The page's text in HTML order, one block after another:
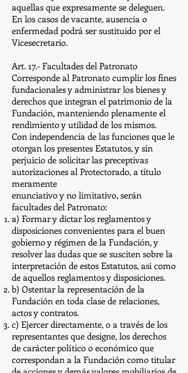
aquellas que expresamente se deleguen.
En los casos de vacante, ausencia o
enfermedad podrá ser sustituido por el
Vicesecretario.
Art. 17.- Facultades del Patronato
Corresponde al Patronato cumplir los fines
fundacionales y administrar los bienes y
derechos que integran el patrimonio de la
Fundación, manteniendo plenamente el
rendimiento y utilidad de los mismos.
Con independencia de las funciones que le
otorgan los presentes Estatutos, y sin
perjuicio de solicitar las preceptivas
autorizaciones al Protectorado, a titulo
meramente
enunciativo y no limitativo, serán
facultades del Patronato:
a) Formar y dictar los reglamentos y
disposiciones convenientes para el buen
gobierno y régimen de la Fundación, y
resolver las dudas que se susciten sobre la
interpretación de estos Estatutos, asi como
de aquellos reglamentos y disposiciones.
b) Ostentar la representación de la
Fundación en toda clase de relaciones,
actos y contratos.
c) Ejercer directamente, o a través de los
representantes que designe, los derechos
de carácter político o económico que
correspondan a la Fundación como titular